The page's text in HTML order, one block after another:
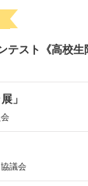
テスト《高校生
」
議会